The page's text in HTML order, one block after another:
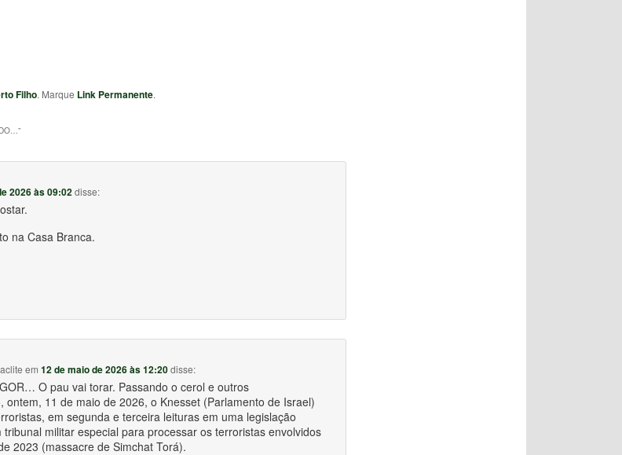
Filho. Marque Link Permanente.
”
2026 às 09:02disse:
na Casa Branca.
em12 de maio de 2026 às 12:20disse:
O pau vai torar. Passando o cerol e outros
11 de maio de 2026, o Knesset (Parlamento de Israel)
em segunda e terceira leituras em uma legislação
militar especial para processar os terroristas envolvidos
2023 (massacre de Simchat Torá).